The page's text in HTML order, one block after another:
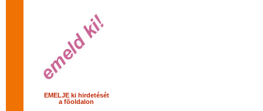
EMELJE ki hirdetését
a fõoldalon